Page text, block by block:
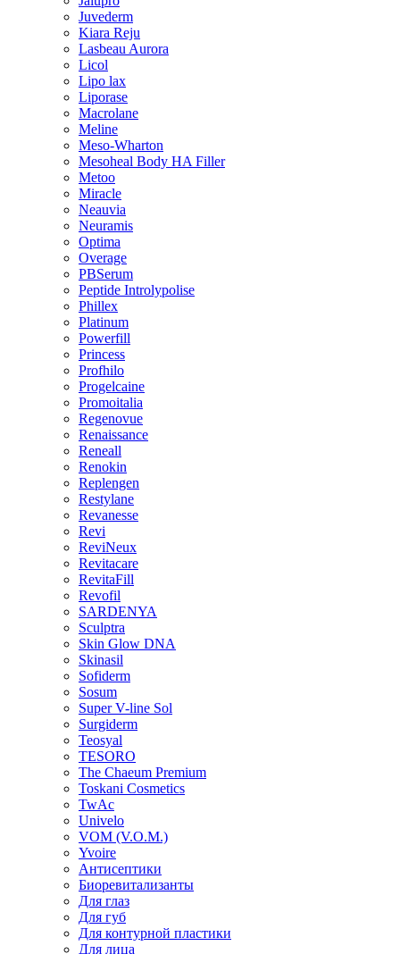
Juvederm
Kiara Reju
Lasbeau Aurora
Licol
Lipo lax
Liporase
Macrolane
Meline
Meso-Wharton
Mesoheal Body HA Filler
Metoo
Miracle
Neauvia
Neuramis
Optima
Overage
PBSerum
Peptide Introlypolise
Phillex
Platinum
Powerfill
Princess
Profhilo
Progelcaine
Promoitalia
Regenovue
Renaissance
Reneall
Renokin
Replengen
Restylane
Revanesse
Revi
ReviNeux
Revitacare
RevitaFill
Revofil
SARDENYA
Sculptra
Skin Glow DNA
Skinasil
Sofiderm
Sosum
Super V-line Sol
Surgiderm
Teosyal
TESORO
The Chaeum Premium
Toskani Cosmetics
TwAc
Univelo
VOM (V.O.M.)
Yvoire
Антисептики
Биоревитализанты
Для глаз
Для губ
Для контурной пластики
Для лица